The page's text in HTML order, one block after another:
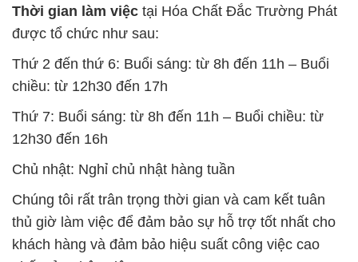
Thời gian làm việc tại Hóa Chất Đắc Trường Phát
được tổ chức như sau:
Thứ 2 đến thứ 6: Buổi sáng: từ 8h đến 11h – Buổi
chiều: từ 12h30 đến 17h
Thứ 7: Buổi sáng: từ 8h đến 11h – Buổi chiều: từ
12h30 đến 16h
Chủ nhật: Nghỉ chủ nhật hàng tuần
Chúng tôi rất trân trọng thời gian và cam kết tuân
thủ giờ làm việc để đảm bảo sự hỗ trợ tốt nhất cho
khách hàng và đảm bảo hiệu suất công việc cao